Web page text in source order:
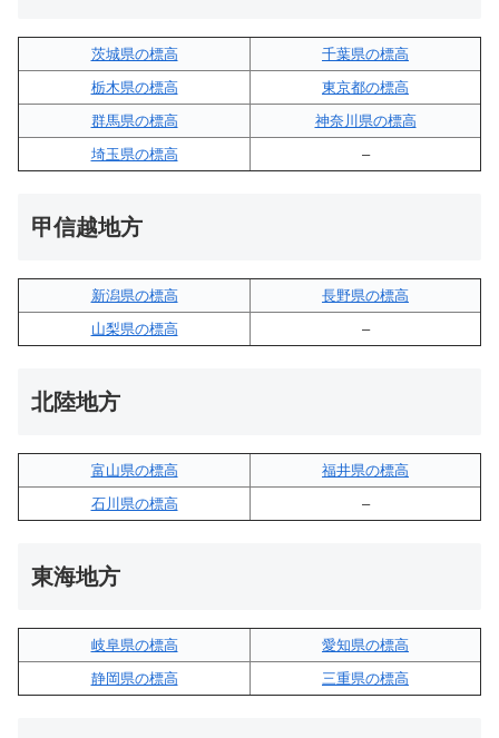
茨城県の標高
千葉県の標高
栃木県の標高
東京都の標高
群馬県の標高
神奈川県の標高
埼玉県の標高
–
甲信越地方
新潟県の標高
長野県の標高
山梨県の標高
–
北陸地方
富山県の標高
福井県の標高
石川県の標高
–
東海地方
岐阜県の標高
愛知県の標高
静岡県の標高
三重県の標高